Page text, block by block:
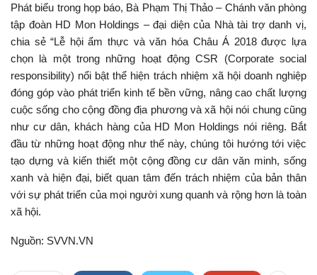
Phát biểu trong họp báo, Bà Phạm Thị Thảo – Chánh văn phòng
tập đoàn HD Mon Holdings – đại diện của Nhà tài trợ danh vị,
chia sẻ “Lễ hội ẩm thực và văn hóa Châu Á 2018 được lựa
chọn là một trong những hoạt động CSR (Corporate social
responsibility) nổi bật thể hiện trách nhiệm xã hội doanh nghiệp
đóng góp vào phát triển kinh tế bền vững, nâng cao chất lượng
cuộc sống cho cộng đồng địa phương và xã hội nói chung cũng
như cư dân, khách hàng của HD Mon Holdings nói riêng. Bắt
đầu từ những hoạt động như thế này, chúng tôi hướng tới việc
tạo dựng và kiến thiết một cộng đồng cư dân văn minh, sống
xanh và hiện đại, biết quan tâm đến trách nhiệm của bản thân
với sự phát triển của mọi người xung quanh và rộng hơn là toàn
xã hội.
Nguồn: SVVN.VN